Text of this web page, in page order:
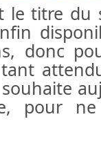
le titre
donc
pour